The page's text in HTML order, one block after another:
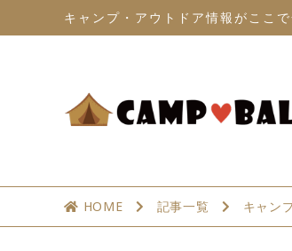
キャンプ・アウトドア情報がここ
HOME 記事一覧 キャン